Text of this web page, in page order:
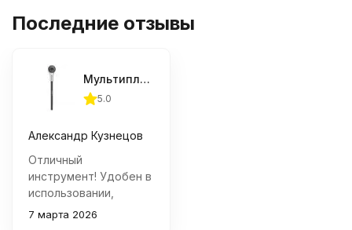
Последние отзывы
Мультипликатор Jonnesway 1/2"DR х 3/4"DR 167/1500 Нм.
5.0
Александр Кузнецов
Отличный
инструмент! Удобен в
использовании,
надежно фиксируется
7 марта 2026